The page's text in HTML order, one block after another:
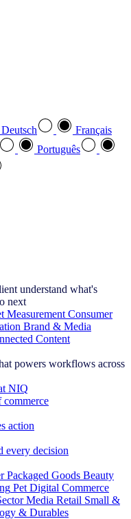
Deutsch
Français
Português
understand what's
next
Measurement Consumer
Brand & Media
Content
powers workflows across
NIQ
commerce
action
every decision
Packaged Goods Beauty
Pet Digital Commerce
Media Retail Small &
& Durables